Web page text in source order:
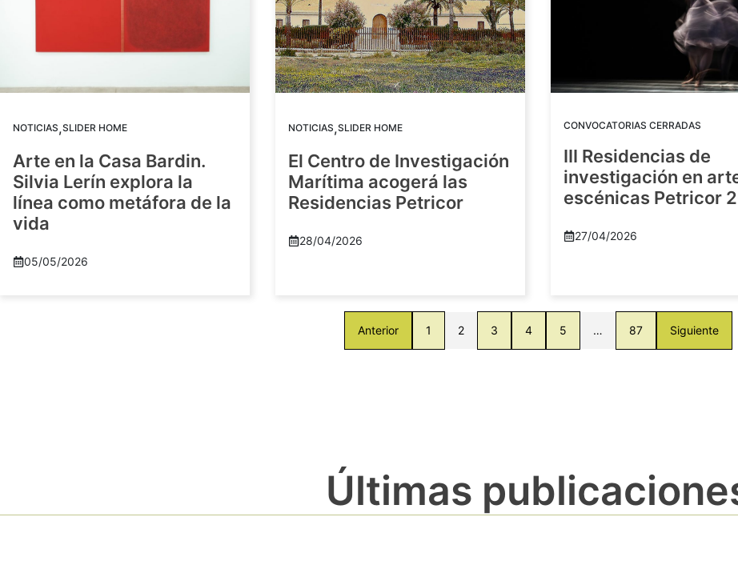
NOTICIAS,SLIDER HOME
Arte en la Casa Bardin.
Silvia Lerín explora la
línea como metáfora de la
vida
05/05/2026
NOTICIAS,SLIDER HOME
El Centro de Investigación
Marítima acogerá las
Residencias Petricor
28/04/2026
CONVOCATORIAS CERRADAS
III Residencias de
investigación en
escénicas Petricor
27/04/2026
Anterior 1 2 3 4 5 … 87 Siguiente
Últimas